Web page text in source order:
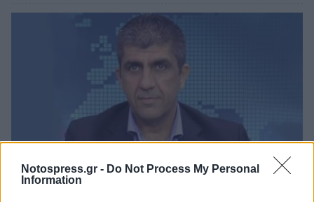
Notospress.gr - Do Not Process My Personal
Information